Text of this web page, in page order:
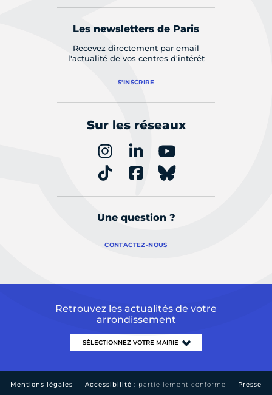
Les newsletters de Paris
Recevez directement par email
l'actualité de vos centres d'intérêt
S'INSCRIRE
Sur les réseaux
Une question ?
CONTACTEZ-NOUS
Retrouvez les actualités de votre
arrondissement
Mentions légales Accessibilité : partiellement conforme Presse